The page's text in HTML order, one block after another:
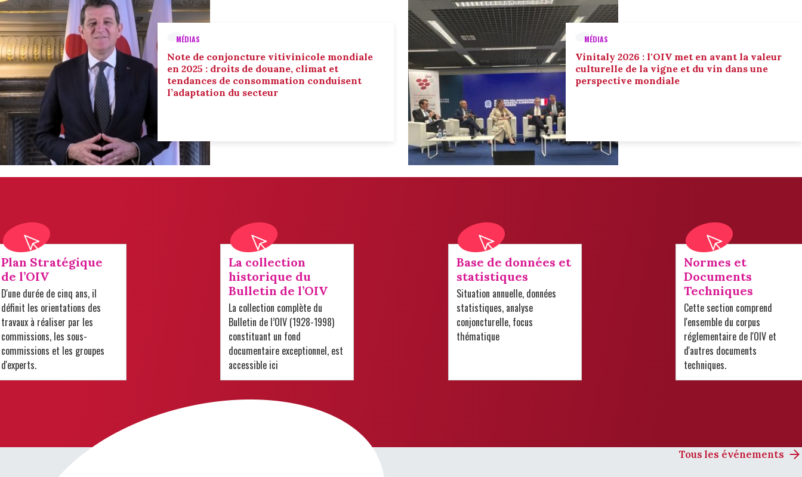
MÉDIAS
Note de conjoncture vitivinicole mondiale
en 2025 : droits de douane, climat et
tendances de consommation conduisent
l’adaptation du secteur
MÉDIAS
Vinitaly 2026 : l'OIV met en avant la valeur
culturelle de la vigne et du vin dans une
perspective mondiale
Plan Stratégique
de l’OIV
D'une durée de cinq ans, il
définit les orientations des
travaux à réaliser par les
commissions, les sous-
commissions et les groupes
d'experts.
La collection
historique du
Bulletin de l’OIV
La collection complète du
Bulletin de l’OIV (1928-1998)
constituant un fond
documentaire exceptionnel, est
accessible ici
Base de données et
statistiques
Situation annuelle, données
statistiques, analyse
conjoncturelle, focus
thématique
Normes et
Documents
Techniques
Cette section comprend
l'ensemble du corpus
réglementaire de l'OIV et
d'autres documents
techniques.
Tous les événements